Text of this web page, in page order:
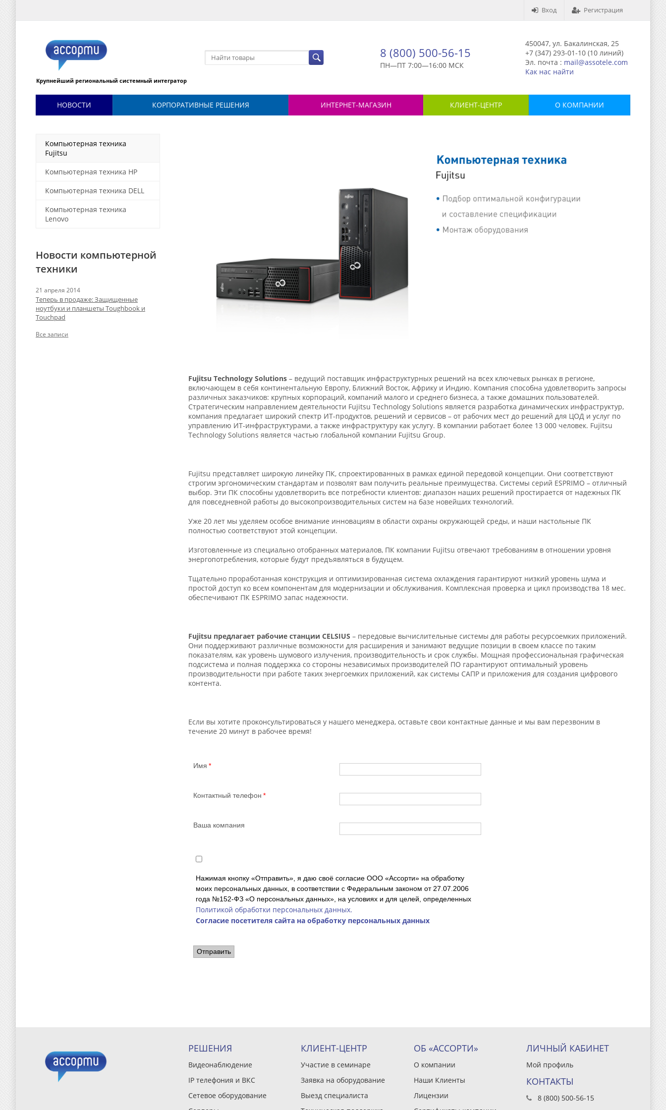
Вход Регистрация
Крупнейший региональный системный интегратор
8 (800) 500-56-15
ПН—ПТ 7:00—16:00 МСК
450047, ул. Бакалинская, 25
+7 (347) 293-01-10 (10 линий)
Эл. почта : mail@assotele.com
Как нас найти
НОВОСТИ КОРПОРАТИВНЫЕ РЕШЕНИЯ ИНТЕРНЕТ-МАГАЗИН КЛИЕНТ-ЦЕНТР О КОМПАНИИ
Компьютерная техника
Fujitsu
Компьютерная техника HP
Компьютерная техника DELL
Компьютерная техника
Lenovo
Новости компьютерной
техники
21 апреля 2014
Теперь в продаже: Защищенные
ноутбуки и планшеты Toughbook и
Touchpad
Все записи
Fujitsu Technology Solutions– ведущий поставщик инфраструктурных решений на всех ключевых рынках в регионе,
включающем в себя континентальную Европу, Ближний Восток, Африку и Индию. Компания способна удовлетворить запросы
различных заказчиков: крупных корпораций, компаний малого и среднего бизнеса, а также домашних пользователей.
Стратегическим направлением деятельности Fujitsu Technology Solutions является разработка динамических инфраструктур,
компания предлагает широкий спектр ИТ-продуктов, решений и сервисов – от рабочих мест до решений для ЦОД и услуг по
управлению ИТ-инфраструктурами, а также инфраструктуру как услугу. В компании работает более 13 000 человек. Fujitsu
Technology Solutions является частью глобальной компании Fujitsu Group.
Fujitsu представляет широкую линейку ПК, спроектированных в рамках единой передовой концепции. Они соответствуют
строгим эргономическим стандартам и позволят вам получить реальные преимущества. Системы серий ESPRIMO – отличный
выбор. Эти ПК способны удовлетворить все потребности клиентов: диапазон наших решений простирается от надежных ПК
для повседневной работы до высокопроизводительных систем на базе новейших технологий.
Уже 20 лет мы уделяем особое внимание инновациям в области охраны окружающей среды, и наши настольные ПК
полностью соответствуют этой концепции.
Изготовленные из специально отобранных материалов, ПК компании Fujitsu отвечают требованиям в отношении уровня
энергопотребления, которые будут предъявляться в будущем.
Тщательно проработанная конструкция и оптимизированная система охлаждения гарантируют низкий уровень шума и
простой доступ ко всем компонентам для модернизации и обслуживания. Комплексная проверка и цикл производства 18 мес.
обеспечивают ПК ESPRIMO запас надежности.
Fujitsu предлагает рабочие станции CELSIUS – передовые вычислительные системы для работы ресурсоемких приложений.
Они поддерживают различные возможности для расширения и занимают ведущие позиции в своем классе по таким
показателям, как уровень шумового излучения, производительность и срок службы. Мощная профессиональная графическая
подсистема и полная поддержка со стороны независимых производителей ПО гарантируют оптимальный уровень
производительности при работе таких энергоемких приложений, как системы САПР и приложения для создания цифрового
контента.
Если вы хотите проконсультироваться у нашего менеджера, оставьте свои контактные данные и мы вам перезвоним в
течение 20 минут в рабочее время!
Имя
Контактный телефон
Ваша компания
Нажимая кнопку «Отправить», я даю своё согласие ООО «Ассорти» на обработку
моих персональных данных, в соответствии с Федеральным законом от 27.07.2006
года №152-ФЗ «О персональных данных», на условиях и для целей, определенных
Политикой обработки персональных данных.
Согласие посетителя сайта на обработку персональных данных
Отправить
РЕШЕНИЯ
Видеонаблюдение
IP телефония и ВКС
Сетевое оборудование
КЛИЕНТ-ЦЕНТР
Участие в семинаре
Заявка на оборудование
Выезд специалиста
ОБ «АССОРТИ»
О компании
Наши Клиенты
Лицензии
ЛИЧНЫЙ КАБИНЕТ
Мой профиль
КОНТАКТЫ
8 (800) 500-56-15